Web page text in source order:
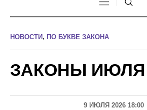
НОВОСТИ , ПО БУКВЕ ЗАКОНА
ЗАКОНЫ ИЮЛЯ
9 ИЮЛЯ 2026 18:00